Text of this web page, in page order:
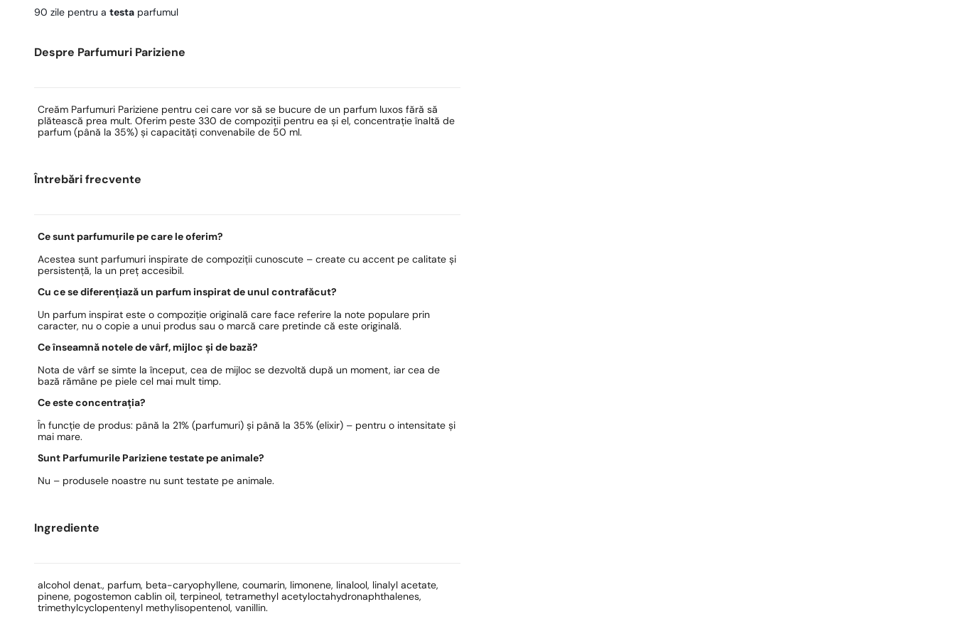
90 zile pentru a testa parfumul
Despre Parfumuri Pariziene
Creăm Parfumuri Pariziene pentru cei care vor să se bucure de un parfum luxos fără să
plătească prea mult. Oferim peste 330 de compoziții pentru ea și el, concentrație înaltă de
parfum (până la 35%) și capacități convenabile de 50 ml.
Întrebări frecvente
Ce sunt parfumurile pe care le oferim?
Acestea sunt parfumuri inspirate de compoziții cunoscute – create cu accent pe calitate și
persistență, la un preț accesibil.
Cu ce se diferențiază un parfum inspirat de unul contrafăcut?
Un parfum inspirat este o compoziție originală care face referire la note populare prin
caracter, nu o copie a unui produs sau o marcă care pretinde că este originală.
Ce înseamnă notele de vârf, mijloc și de bază?
Nota de vârf se simte la început, cea de mijloc se dezvoltă după un moment, iar cea de
bază rămâne pe piele cel mai mult timp.
Ce este concentrația?
În funcție de produs: până la 21% (parfumuri) și până la 35% (elixir) – pentru o intensitate și
mai mare.
Sunt Parfumurile Pariziene testate pe animale?
Nu – produsele noastre nu sunt testate pe animale.
Ingrediente
alcohol denat., parfum, beta-caryophyllene, coumarin, limonene, linalool, linalyl acetate,
pinene, pogostemon cablin oil, terpineol, tetramethyl acetyloctahydronaphthalenes,
trimethylcyclopentenyl methylisopentenol, vanillin.